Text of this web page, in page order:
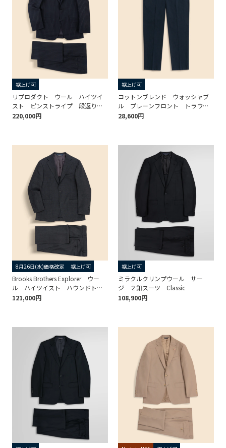
裾上げ可
リプロダクト ウール ハイツイ
スト ピンストライプ 段返り３
釦 No.1サックスーツ Made by
220,000円
裾上げ可
コットンブレンド ウォッシャブ
ル プレーンフロント トラウザ
ーズ TOKYO model
28,600円
8月26日(水)価格改定 裾上げ可
Brooks Brothers Explorer ウー
ル ハイツイスト ハウンドトゥ
ース 段返り３釦スーツ TOKYO
121,000円
裾上げ可
ミラクルクリンプウール サー
ジ ２釦スーツ Classic
108,900円